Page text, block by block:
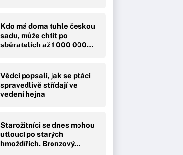
Kdo má doma tuhle českou
sadu, může chtít po
sběratelích až 1 000 000…
Vědci popsali, jak se ptáci
spravedlivě střídají ve
vedení hejna
Starožitníci se dnes mohou
utlouci po starých
hmoždířích. Bronzový…